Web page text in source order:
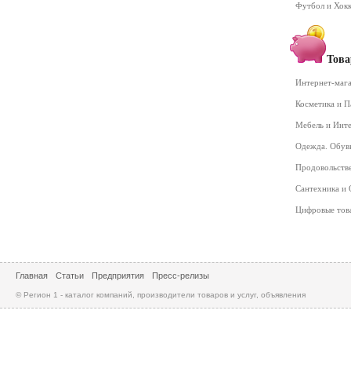
Футбол и
Интернет-
Косметика и
Мебель и
Одежда.
Сантехника и
Цифровые
Главная Статьи Предприятия Пресс-релизы
© Регион 1 - каталог компаний, производители товаров и услуг, объявления